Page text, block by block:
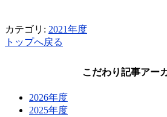
カテゴリ: 2021年度
トップへ戻る
こだわり記事アー
2026年度
2025年度